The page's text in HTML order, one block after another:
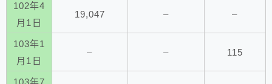
102年4
月1日
19,047 – –
103年1
月1日
– – 115
103年7